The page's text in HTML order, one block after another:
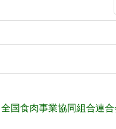
国食肉事業協同組合連合